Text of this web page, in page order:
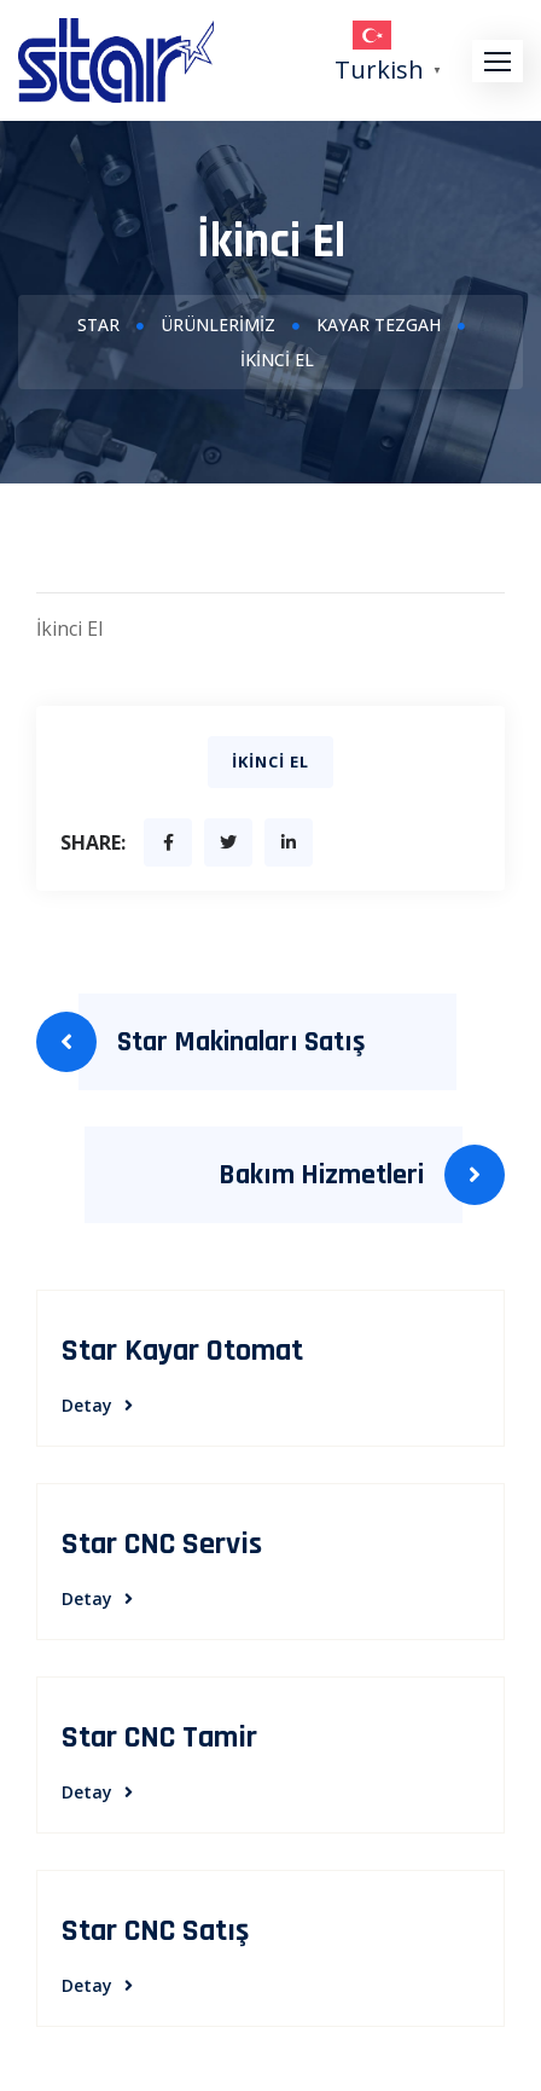
content
Turkish ▼
İkinci El
STAR ÜRÜNLERIMIZ
KAYAR TEZGAH
İKINCI EL
İkinci El
İKINCI EL
SHARE:
Yazı
gezinmesi
Star Makinaları Satış
Bakım Hizmetleri
Star Kayar Otomat
Detay
Star CNC Servis
Detay
Star CNC Tamir
Detay
Star CNC Satış
Detay